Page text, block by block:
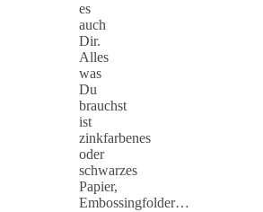
es
auch
Dir.
Alles
was
Du
brauchst
ist
zinkfarbenes
oder
schwarzes
Papier,
Embossingfolder…